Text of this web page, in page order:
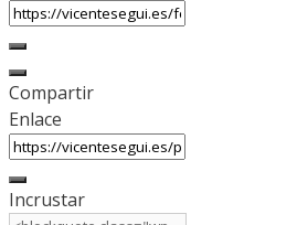
Compartir
Enlace
Incrustar